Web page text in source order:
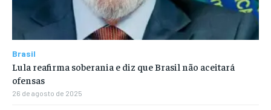
Brasil
Lula reafirma soberania e diz que Brasil não aceitará
ofensas
26 de agosto de 2025